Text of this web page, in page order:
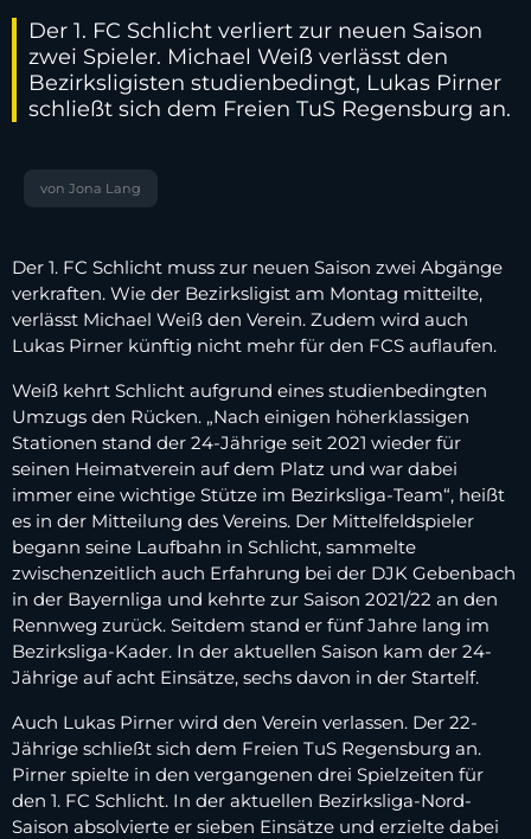
Der 1. FC Schlicht verliert zur neuen Saison
zwei Spieler. Michael Weiß verlässt den
Bezirksligisten studienbedingt, Lukas Pirner
schließt sich dem Freien TuS Regensburg an.
von Jona Lang
Der 1. FC Schlicht muss zur neuen Saison zwei Abgänge
verkraften. Wie der Bezirksligist am Montag mitteilte,
verlässt Michael Weiß den Verein. Zudem wird auch
Lukas Pirner künftig nicht mehr für den FCS auflaufen.
Weiß kehrt Schlicht aufgrund eines studienbedingten
Umzugs den Rücken. „Nach einigen höherklassigen
Stationen stand der 24-Jährige seit 2021 wieder für
seinen Heimatverein auf dem Platz und war dabei
immer eine wichtige Stütze im Bezirksliga-Team“, heißt
es in der Mitteilung des Vereins. Der Mittelfeldspieler
begann seine Laufbahn in Schlicht, sammelte
zwischenzeitlich auch Erfahrung bei der DJK Gebenbach
in der Bayernliga und kehrte zur Saison 2021/22 an den
Rennweg zurück. Seitdem stand er fünf Jahre lang im
Bezirksliga-Kader. In der aktuellen Saison kam der 24-
Jährige auf acht Einsätze, sechs davon in der Startelf.
Auch Lukas Pirner wird den Verein verlassen. Der 22-
Jährige schließt sich dem Freien TuS Regensburg an.
Pirner spielte in den vergangenen drei Spielzeiten für
den 1. FC Schlicht. In der aktuellen Bezirksliga-Nord-
Saison absolvierte er sieben Einsätze und erzielte dabei